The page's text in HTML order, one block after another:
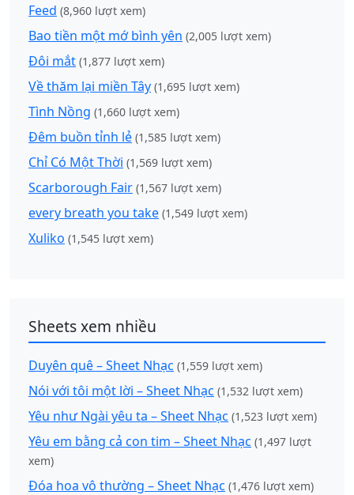
Feed (8,960 lượt xem)
Bao tiền một mớ bình yên (2,005 lượt xem)
Đôi mắt (1,877 lượt xem)
Về thăm lại miền Tây (1,695 lượt xem)
Tình Nồng (1,660 lượt xem)
Đêm buồn tỉnh lẻ (1,585 lượt xem)
Chỉ Có Một Thời (1,569 lượt xem)
Scarborough Fair (1,567 lượt xem)
every breath you take (1,549 lượt xem)
Xuliko (1,545 lượt xem)
Sheets xem nhiều
Duyên quê – Sheet Nhạc (1,559 lượt xem)
Nói với tôi một lời – Sheet Nhạc (1,532 lượt xem)
Yêu như Ngài yêu ta – Sheet Nhạc (1,523 lượt xem)
Yêu em bằng cả con tim – Sheet Nhạc (1,497 lượt
xem)
Đóa hoa vô thường – Sheet Nhạc (1,476 lượt xem)